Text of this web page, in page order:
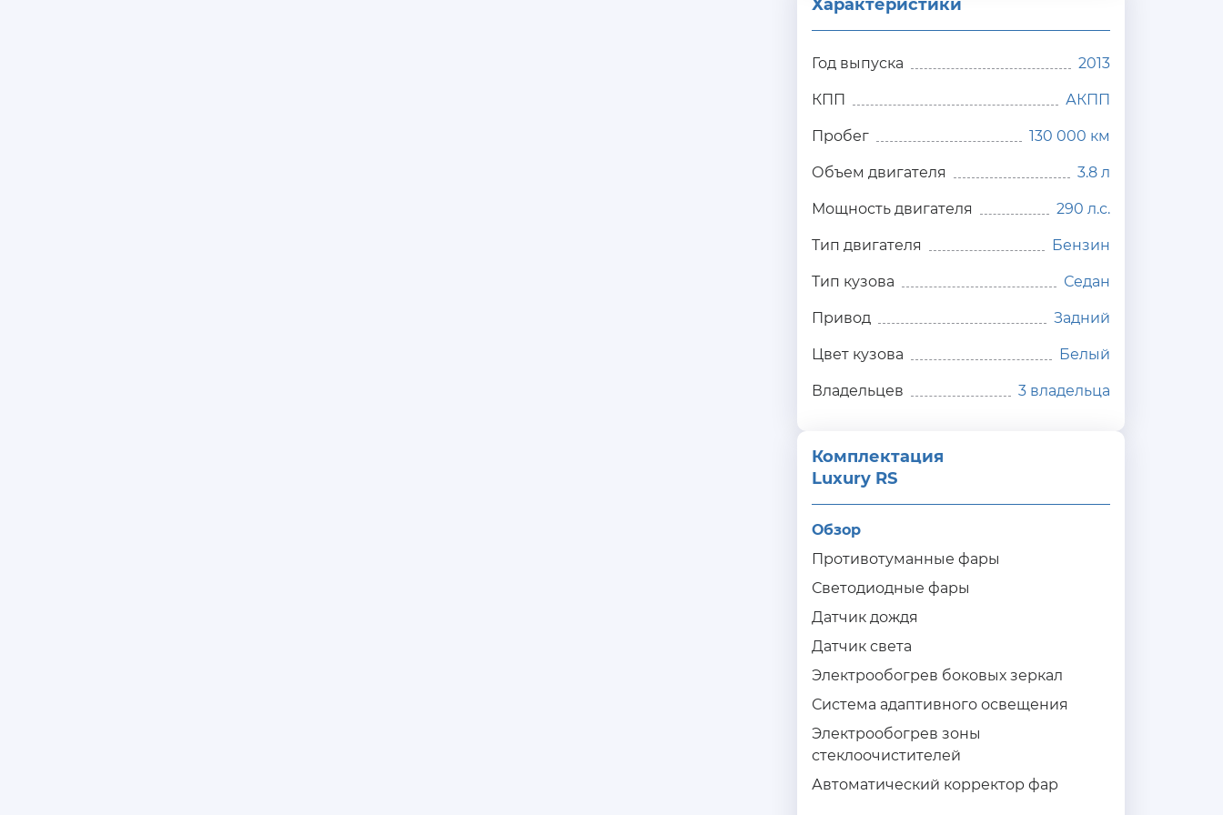
Характеристики
Год выпуска 2013
КПП АКПП
Пробег 130 000 км
Объем двигателя 3.8 л
Мощность двигателя 290 л.с.
Тип двигателя Бензин
Тип кузова Седан
Привод Задний
Цвет кузова Белый
Владельцев 3 владельца
Комплектация
Luxury RS
Обзор
Противотуманные фары
Светодиодные фары
Датчик дождя
Датчик света
Электрообогрев боковых зеркал
Система адаптивного освещения
Электрообогрев зоны
стеклоочистителей
Автоматический корректор фар